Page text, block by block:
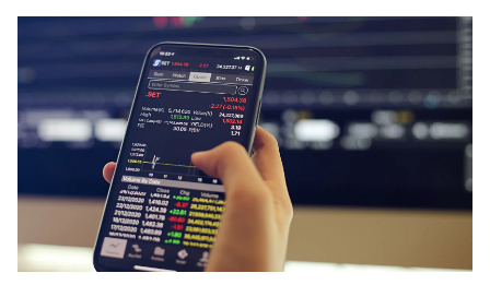
flessibilità e rendimento. Come funzionano […]